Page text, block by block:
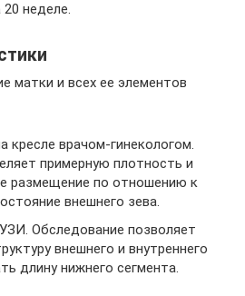
неделе.
матки и всех ее элементов
кресле врачом-гинекологом.
примерную плотность и
размещение по отношению к
внешнего зева.
Обследование позволяет
внешнего и внутреннего
длину нижнего сегмента.